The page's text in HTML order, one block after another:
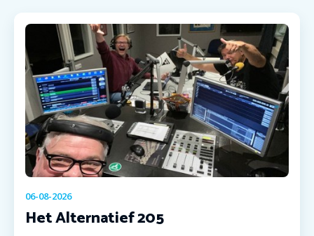
06-08-2026
Het Alternatief 205